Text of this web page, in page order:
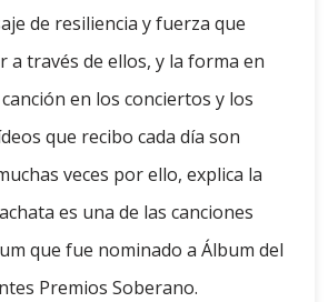
de resiliencia y fuerza que
través de ellos, y la forma en
en los conciertos y los
que recibo cada día son
veces por ello, explica la
es una de las canciones
que fue nominado a Álbum del
Premios Soberano.